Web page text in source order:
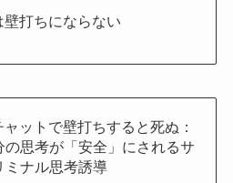
壁打ちにならない
ャットで壁打ちすると死ぬ：
の思考が「安全」にされるサ
ミナル思考誘導